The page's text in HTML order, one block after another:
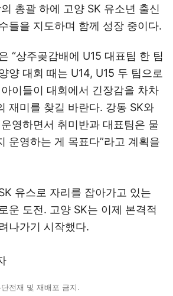
총괄 하에 고양 SK 유소년 출신
들을 지도하며 함께 성장 중이다.
“상주곶감배에 U15 대표팀 한 팀
양 대회 때는 U14, U15 두 팀으로
이들이 대회에서 긴장감을 차차
재미를 찾길 바란다. 강동 SK와
영하면서 취미반과 대표팀은 물
운영하는 게 목표다”라고 계획을
유스로 자리를 잡아가고 있는
운 도전. 고양 SK는 이제 본격적
나가기 시작했다.
전재 및 재배포 금지.